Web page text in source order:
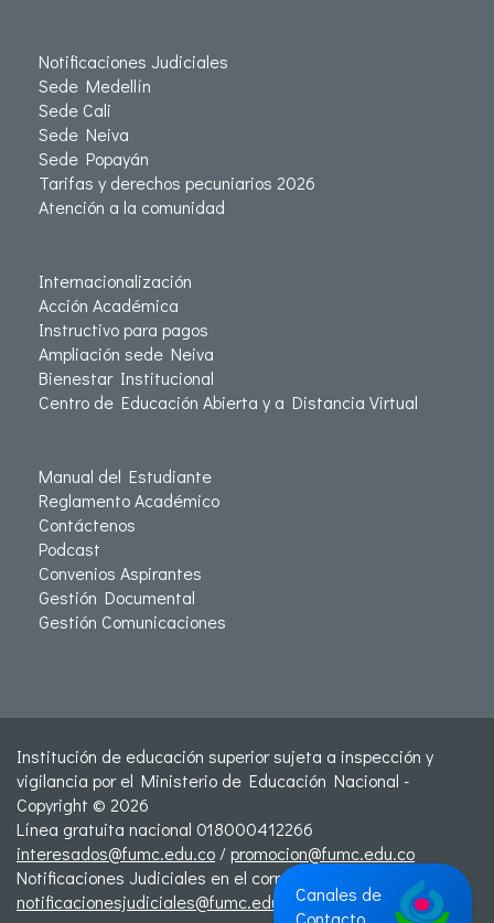
Notificaciones Judiciales
Sede Medellín
Sede Cali
Sede Neiva
Sede Popayán
Tarifas y derechos pecuniarios 2026
Atención a la comunidad
Internacionalización
Acción Académica
Instructivo para pagos
Ampliación sede Neiva
Bienestar Institucional
Centro de Educación Abierta y a Distancia Virtual
Manual del Estudiante
Reglamento Académico
Contáctenos
Podcast
Convenios Aspirantes
Gestión Documental
Gestión Comunicaciones
Institución de educación superior sujeta a inspección y
vigilancia por el Ministerio de Educación Nacional -
Copyright © 2026
Línea gratuita nacional 018000412266
interesados@fumc.edu.co /promocion@fumc.edu.co
Notificaciones Judiciales en el correo:
notificacionesjudiciales@fumc.edu.coCanales de
Contacto